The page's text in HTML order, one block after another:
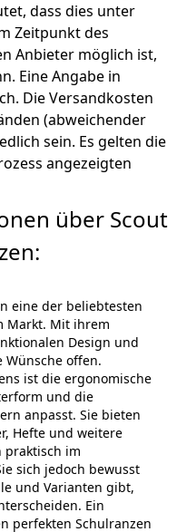
dass dies unter
Zeitpunkt des
Anbieter möglich ist,
Eine Angabe in
Die Versandkosten
(abweichender
sein. Es gelten die
angezeigten
über Scout
eine der beliebtesten
Markt. Mit ihrem
Design und
Wünsche offen.
ist die ergonomische
und die
anpasst. Sie bieten
Hefte und weitere
praktisch im
sich jedoch bewusst
und Varianten gibt,
Ein
perfekten Schulranzen